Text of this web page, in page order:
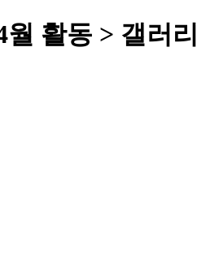
활동 > 갤러리